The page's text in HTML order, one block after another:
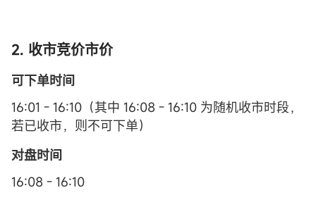
2. 收市竞价市价
可下单时间
16:01 - 16:10（其中 16:08 - 16:10 为随机收市时段，
若已收市，则不可下单）
对盘时间
16:08 - 16:10